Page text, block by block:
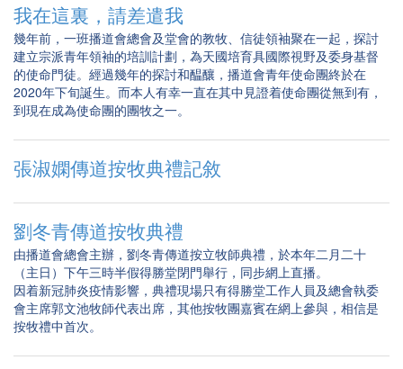
我在這裏，請差遣我
幾年前，一班播道會總會及堂會的教牧、信徒領袖聚在一起，探討
建立宗派青年領袖的培訓計劃，為天國培育具國際視野及委身基督
的使命門徒。經過幾年的探討和醖釀，播道會青年使命團終於在
2020年下旬誕生。而本人有幸一直在其中見證着使命團從無到有，
到現在成為使命團的團牧之一。
張淑嫻傳道按牧典禮記敘
劉冬青傳道按牧典禮
由播道會總會主辦，劉冬青傳道按立牧師典禮，於本年二月二十
（主日）下午三時半假得勝堂閉門舉行，同步網上直播。
因着新冠肺炎疫情影響，典禮現場只有得勝堂工作人員及總會執委
會主席郭文池牧師代表出席，其他按牧團嘉賓在網上參與，相信是
按牧禮中首次。